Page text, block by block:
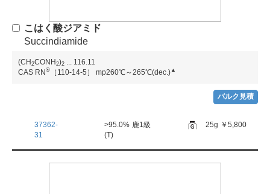
こはく酸ジアミド
Succindiamide
(CH2CONH2)2
116.11
CAS RN® ［110-14-5］ mp260℃～265℃(dec.) ▲
バルク見積
37362-
31
>95.0%
(T)
鹿1級 25g ￥5,800